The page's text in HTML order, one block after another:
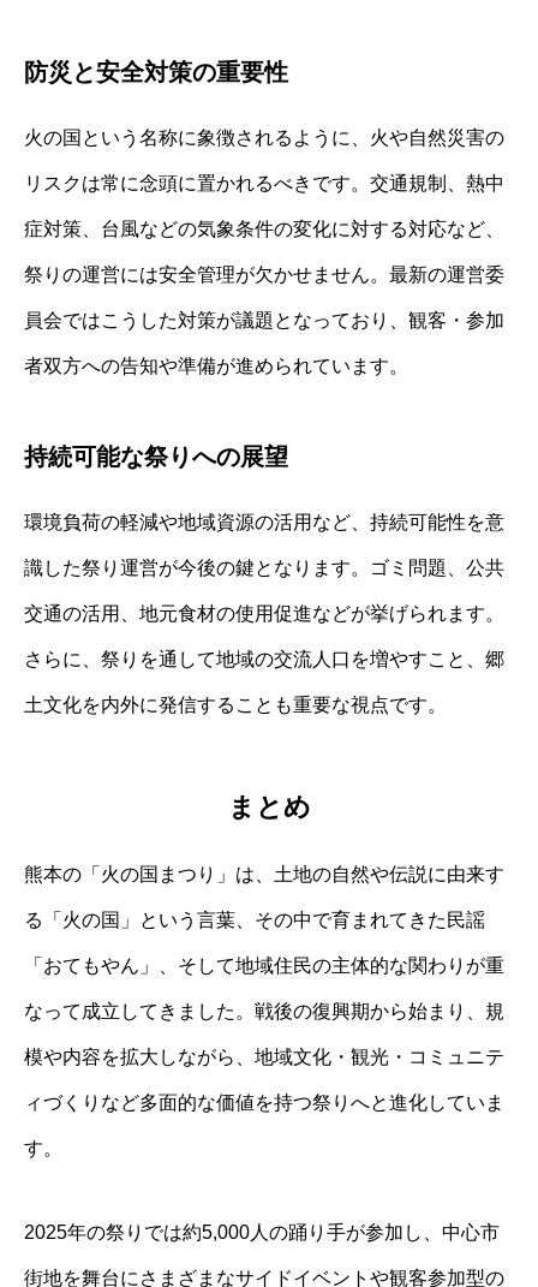
防災と安全対策の重要性
火の国という名称に象徴されるように、火や自然災害の
リスクは常に念頭に置かれるべきです。交通規制、熱中
症対策、台風などの気象条件の変化に対する対応など、
祭りの運営には安全管理が欠かせません。最新の運営委
員会ではこうした対策が議題となっており、観客・参加
者双方への告知や準備が進められています。
持続可能な祭りへの展望
環境負荷の軽減や地域資源の活用など、持続可能性を意
識した祭り運営が今後の鍵となります。ゴミ問題、公共
交通の活用、地元食材の使用促進などが挙げられます。
さらに、祭りを通して地域の交流人口を増やすこと、郷
土文化を内外に発信することも重要な視点です。
まとめ
熊本の「火の国まつり」は、土地の自然や伝説に由来す
る「火の国」という言葉、その中で育まれてきた民謡
「おてもやん」、そして地域住民の主体的な関わりが重
なって成立してきました。戦後の復興期から始まり、規
模や内容を拡大しながら、地域文化・観光・コミュニテ
ィづくりなど多面的な価値を持つ祭りへと進化していま
す。
2025年の祭りでは約5,000人の踊り手が参加し、中心市
街地を舞台にさまざまなサイドイベントや観客参加型の